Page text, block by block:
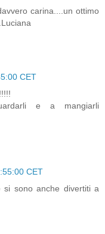
carina....un ottimo
CET
e a mangiarli
CET
si sono anche divertiti a